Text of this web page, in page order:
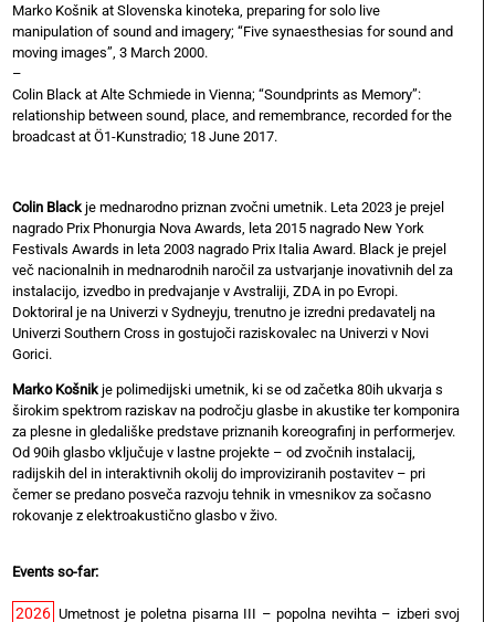
Marko Košnik at Slovenska kinoteka, preparing for solo live
manipulation of sound and imagery; “Five synaesthesias for sound and
moving images”, 3 March 2000.
–
Colin Black at Alte Schmiede in Vienna; “Soundprints as Memory”:
relationship between sound, place, and remembrance, recorded for the
broadcast at Ö1-Kunstradio; 18 June 2017.
Colin Black je mednarodno priznan zvočni umetnik. Leta 2023 je prejel
nagrado Prix Phonurgia Nova Awards, leta 2015 nagrado New York
Festivals Awards in leta 2003 nagrado Prix Italia Award. Black je prejel
več nacionalnih in mednarodnih naročil za ustvarjanje inovativnih del za
instalacijo, izvedbo in predvajanje v Avstraliji, ZDA in po Evropi.
Doktoriral je na Univerzi v Sydneyju, trenutno je izredni predavatelj na
Univerzi Southern Cross in gostujoči raziskovalec na Univerzi v Novi
Gorici.
Marko Košnik je polimedijski umetnik, ki se od začetka 80ih ukvarja s
širokim spektrom raziskav na področju glasbe in akustike ter komponira
za plesne in gledališke predstave priznanih koreografinj in performerjev.
Od 90ih glasbo vključuje v lastne projekte – od zvočnih instalacij,
radijskih del in interaktivnih okolij do improviziranih postavitev – pri
čemer se predano posveča razvoju tehnik in vmesnikov za sočasno
rokovanje z elektroakustično glasbo v živo.
Events so-far:
2026 Umetnost je poletna pisarna III – popolna nevihta – izberi svoj